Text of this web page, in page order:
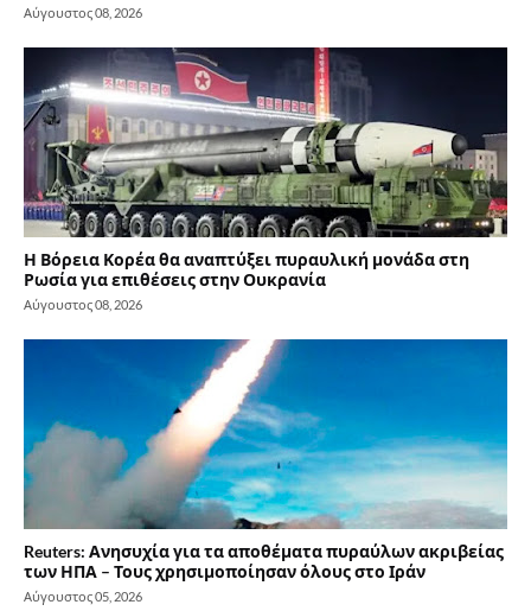
Αύγουστος 08, 2026
Η Βόρεια Κορέα θα αναπτύξει πυραυλική μονάδα στη
Ρωσία για επιθέσεις στην Ουκρανία
Αύγουστος 08, 2026
Reuters: Ανησυχία για τα αποθέματα πυραύλων ακριβείας
των ΗΠΑ – Τους χρησιμοποίησαν όλους στο Ιράν
Αύγουστος 05, 2026